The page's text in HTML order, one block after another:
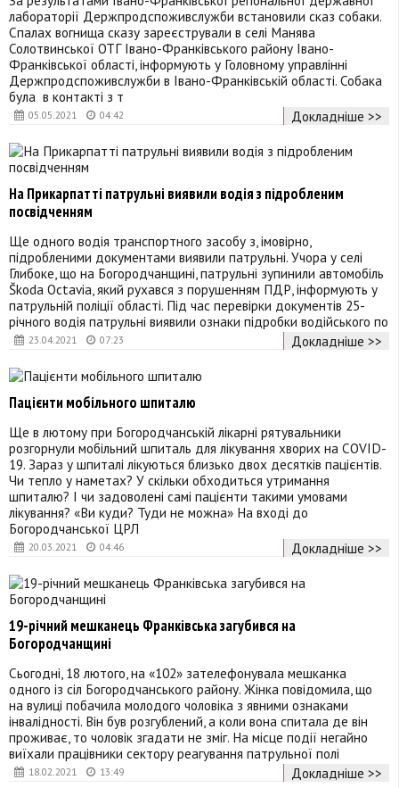
05.05.2021 04:42
лабораторії Держпродспоживслужби встановили сказ собаки.
Спалах вогнища сказу зареєстрували в селі Манява
Солотвинської ОТГ Івано-Франківського району Івано-
Франківської області, інформують у Головному управлінні
Держпродспоживслужби в Івано-Франківській області. Собака
була в контакті з т
Докладніше >>
23.04.2021 07:23
На Прикарпатті патрульні виявили водія з підробленим
посвідченням
Ще одного водія транспортного засобу з, імовірно,
підробленими документами виявили патрульні. Учора у селі
Глибоке, що на Богородчанщині, патрульні зупинили автомобіль
Škoda Octavia, який рухався з порушенням ПДР, інформують у
патрульній поліції області. Під час перевірки документів 25-
річного водія патрульні виявили ознаки підробки водійського по
Докладніше >>
20.03.2021 04:46
Пацієнти мобільного шпиталю
Ще в лютому при Богородчанській лікарні рятувальники
розгорнули мобільний шпиталь для лікування хворих на COVID-
19. Зараз у шпиталі лікуються близько двох десятків пацієнтів.
Чи тепло у наметах? У скільки обходиться утримання
шпиталю? І чи задоволені самі пацієнти такими умовами
лікування? «Ви куди? Туди не можна» На вході до
Богородчанської ЦРЛ
Докладніше >>
18.02.2021 13:49
19-річний мешканець Франківська загубився на
Богородчанщині
Сьогодні, 18 лютого, на «102» зателефонувала мешканка
одного із сіл Богородчанського району. Жінка повідомила, що
на вулиці побачила молодого чоловіка з явними ознаками
інвалідності. Він був розгублений, а коли вона спитала де він
проживає, то чоловік згадати не зміг. На місце події негайно
виїхали працівники сектору реагування патрульної полі
Докладніше >>